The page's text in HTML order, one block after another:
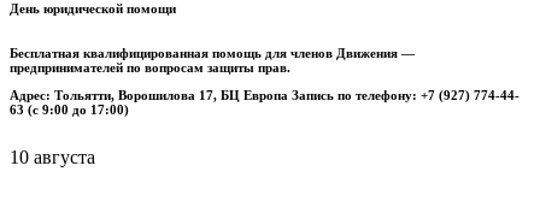
День юридической помощи
Бесплатная квалифицированная помощь для членов Движения —
предпринимателей по вопросам защиты прав.
Адрес: Тольятти, Ворошилова 17, БЦ Европа Запись по телефону: +7 (927) 774-44-
63 (с 9:00 до 17:00)
10 августа